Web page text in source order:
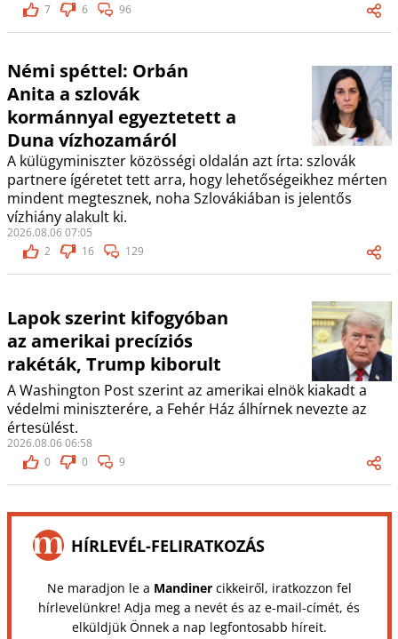
7
6 96
Némi spéttel: Orbán
Anita a szlovák
kormánnyal egyeztetett a
Duna vízhozamáról
A külügyminiszter közösségi oldalán azt írta: szlovák
partnere ígéretet tett arra, hogy lehetőségeikhez mérten
mindent megtesznek, noha Szlovákiában is jelentős
vízhiány alakult ki.
2026.08.06 07:05
2
16 129
Lapok szerint kifogyóban
az amerikai precíziós
rakéták, Trump kiborult
A Washington Post szerint az amerikai elnök kiakadt a
védelmi miniszterére, a Fehér Ház álhírnek nevezte az
értesülést.
2026.08.06 06:58
0
0 9
HÍRLEVÉL-FELIRATKOZÁS
Ne maradjon le a Mandinercikkeiről, iratkozzon fel
hírlevelünkre! Adja meg a nevét és az e-mail-címét, és
elküldjük Önnek a nap legfontosabb híreit.